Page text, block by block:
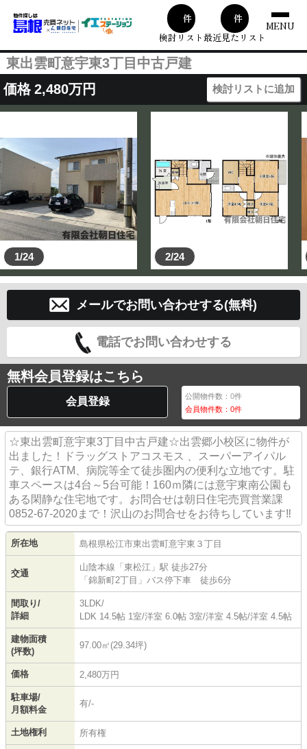
00件
検討リスト
件
最近見たリスト
MENU
東出雲町意宇東3丁目中古戸建
価格 2,480万円 検討リストに追加
1/24 2/24
メールでお問い合わせする(無料)
電話でお問い合わせする
無料会員登録はこちら
会員登録 公開物件数：0件
会員物件数：0件
☆東出雲町意宇東3丁目中古戸建☆出雲郷小校区に物件が
出ました！ドラッグストアコスモス 、スーパーアイパル
テ、銀行ATM、病院等全て徒歩圏内の便利な立地です。駐
車スペースは4台～5台可能！160ｍ隣には意宇東南公園も
ある閑静な住宅地です。お問合せは朝日住宅売買営業課
0852-67-2020まで！沢山のお問合せをお待ちしています‼
所在地 島根県松江市東出雲町意宇東 ３丁目
交通
山陰本線 「 東松江 」駅 徒歩27分
「錦新町2丁目」バス停下車 徒歩6分
間取り/
詳細
3LDK/
LDK 14.5帖 1室/洋室 6.0帖 3室/洋室 4.5帖/洋室 4.5帖
建物面積
(坪数)
97.00㎡(29.34坪)
価格 2,480万円
駐車場/
月額料金
有/-
土地権利 所有権